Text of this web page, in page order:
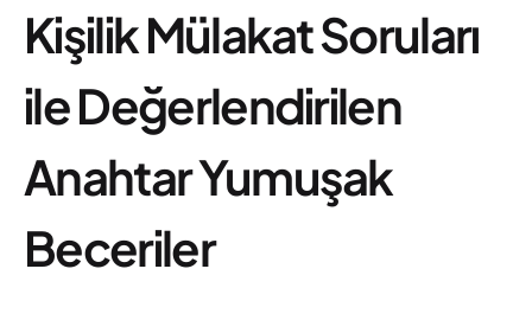
Kişilik Mülakat Soruları
ile Değerlendirilen
Anahtar Yumuşak
Beceriler